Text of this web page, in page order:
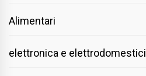
Alimentari
elettronica e elettrodomestici